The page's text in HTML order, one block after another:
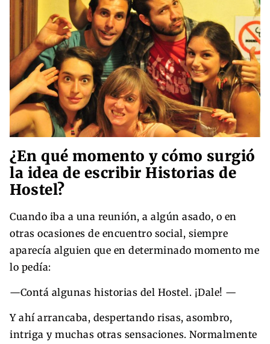
¿En qué momento y cómo surgió
la idea de escribir Historias de
Hostel?
Cuando iba a una reunión, a algún asado, o en
otras ocasiones de encuentro social, siempre
aparecía alguien que en determinado momento me
lo pedía:
—Contá algunas historias del Hostel. ¡Dale! —
Y ahí arrancaba, despertando risas, asombro,
intriga y muchas otras sensaciones. Normalmente